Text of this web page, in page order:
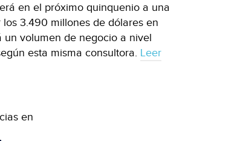
en el próximo quinquenio a una
3.490 millones de dólares en
un volumen de negocio a nivel
esta misma consultora. Leer
en